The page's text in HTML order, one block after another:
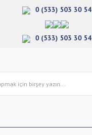
0 (533) 503 30 54
0 (533) 503 30 54